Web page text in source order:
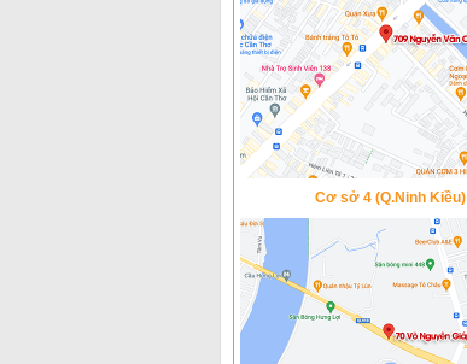
Cơ sở 4 (Q.Ninh Kiều)